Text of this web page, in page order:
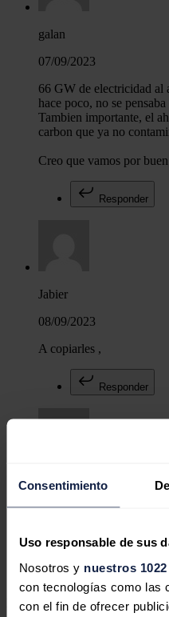
Consentimiento
Uso responsable de sus
Nosotros y nuestros
con tecnologías como las
con el fin de ofrecer
galan
07/09/2023
66 GW de electricidad al
hace poco, no se
Tambien importante, el
carbon que ya no
Creo que vamos por
Responder
Jabier
08/09/2023
A copiarles ,
Responder
Piloto
10/09/2023
Se puede mejorar. Pero
Responder
Deja tu comentario